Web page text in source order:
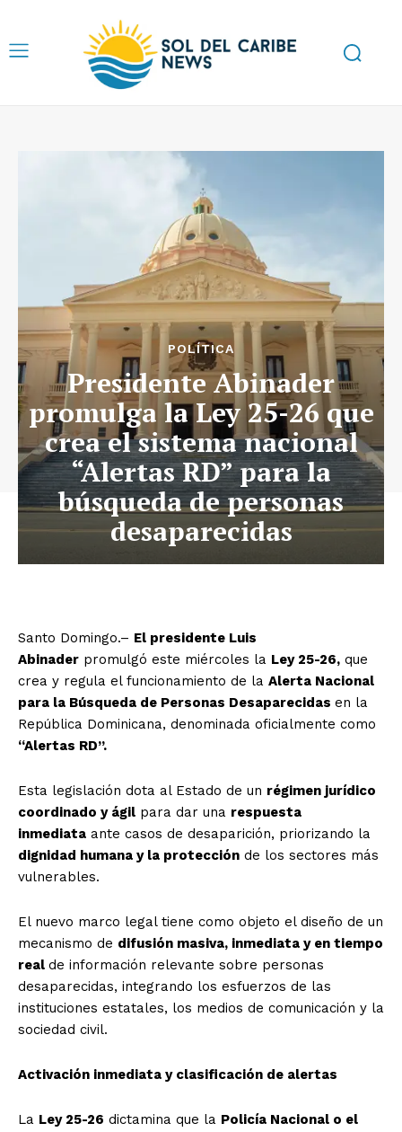
POLÍTICA
Presidente Abinader
promulga la Ley 25-26 que
crea el sistema nacional
“Alertas RD” para la
búsqueda de personas
desaparecidas
Santo Domingo.– El presidente Luis
Abinader promulgó este miércoles la Ley 25-26, que
crea y regula el funcionamiento de la Alerta Nacional
para la Búsqueda de Personas Desaparecidas en la
República Dominicana, denominada oficialmente como
“Alertas RD”.
Esta legislación dota al Estado de un régimen jurídico
coordinado y ágil para dar una respuesta
inmediata ante casos de desaparición, priorizando la
dignidad humana y la protección de los sectores más
vulnerables.
El nuevo marco legal tiene como objeto el diseño de un
mecanismo de difusión masiva, inmediata y en tiempo
real de información relevante sobre personas
desaparecidas, integrando los esfuerzos de las
instituciones estatales, los medios de comunicación y la
sociedad civil.
Activación inmediata y clasificación de alertas
La Ley 25-26 dictamina que la Policía Nacional o el